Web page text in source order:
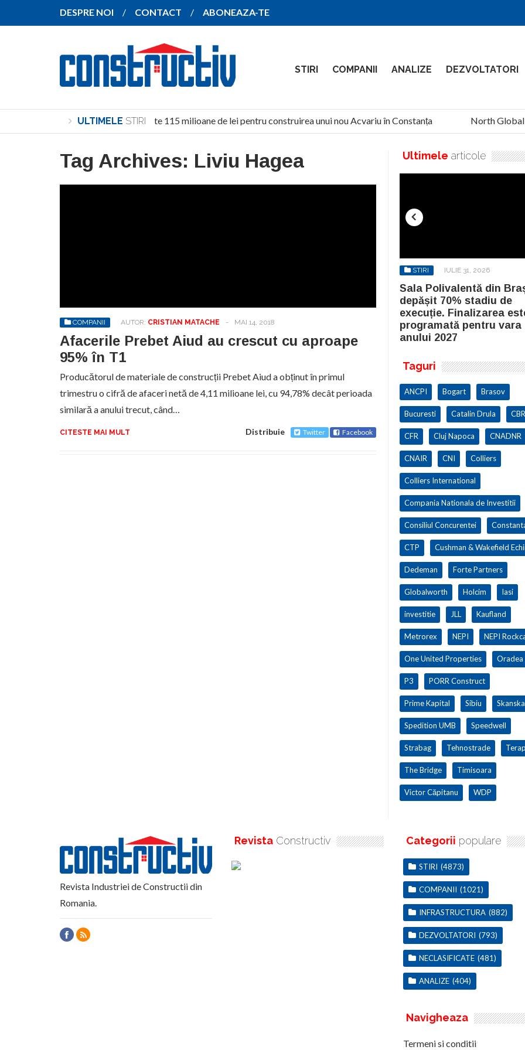
DESPRE NOI CONTACT ABONEAZA-TE
STIRI COMPANII ANALIZE DEZVOLTATORI
ULTIMELE STIRI
Investiție de peste 115 milioane de lei pentru construirea unui nou Acvariu în Constanța North Global
Tag Archives: Liviu Hagea
COMPANII AUTOR: CRISTIAN MATACHE - MAI 14, 2018
Afacerile Prebet Aiud au crescut cu aproape
95% în T1
Producătorul de materiale de construcții Prebet Aiud a obținut în primul
trimestru o cifră de afaceri netă de 4,11 milioane lei, cu 94,78% decât perioada
similară a anului trecut, când…
CITESTE MAI MULT Distribuie Twitter Facebook
Ultimele articole
programată pentru vara
anului 2027
STIRI IULIE 31, 2026
Sala Polivalentă din
depășit 70% stadiu de
execuție. Finalizarea
programată pentru vara
anului 2027
Taguri
ANCPI Bogart Brasov
Bucuresti Catalin Drula
CFR Cluj Napoca CNADNR
CNAIR CNI Colliers
Colliers International
Compania Nationala de Investitii
Consiliul Concurentei
CTP Cushman & Wakefield
Dedeman Forte Partners
Globalworth Holcim Iasi
investitie JLL Kaufland
Metrorex NEPI NEPI
One United Properties Oradea
P3 PORR Construct
Prime Kapital Sibiu Skanska
Spedition UMB Speedwell
Strabag Tehnostrade
The Bridge Timisoara
Victor Căpitanu WDP
Revista Industriei de Constructii din
Romania.
Revista Constructiv Categorii populare
STIRI (4873)
COMPANII (1021)
INFRASTRUCTURA (882)
DEZVOLTATORI (793)
NECLASIFICATE (481)
ANALIZE (404)
Navigheaza
Termeni si conditii